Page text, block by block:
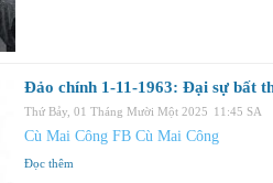
Đảo chính 1-11-1963: Đại sự bất
Thứ Bảy, 01 Tháng Mười Một 2025 11:45 SA
Cù Mai Công FB Cù Mai Công
Đọc thêm